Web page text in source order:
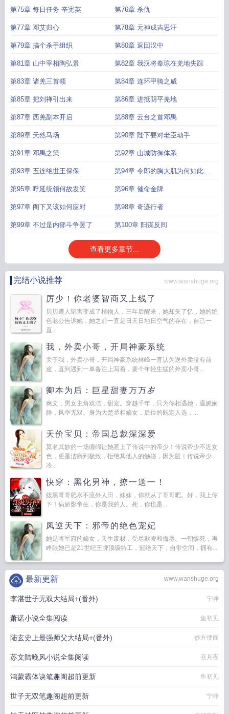
一山高
第75章 每日任务 辛宪英 第76章 杀仇
第77章 邓艾归心 第78章 元神成吉思汗
第79章 搞个杀手组织 第80章 返回汉中
第81章 山中宰相陶弘景 第82章 我汉将秦琼在羌地失踪
第83章 诸羌三首领 第84章 连环甲骑之威
第85章 把刘禅引出来 第86章 进抵阴平羌地
第87章 西羌副本开启 第88章 云台之首邓禹
第89章 天然马场 第90章 陛下要对老臣动手
第91章 邓禹之策 第92章 山城防御体系
第93章 五连绝世王保保 第94章 令郎的胸大肌为何如此浮
夸
第95章 呼延统领何故发笑 第96章 催命金牌
第97章 阁下又该如何应对 第98章 奇迹行者
第99章 不过是内部斗争罢了 第100章 阳谋反间
查看更多章节...
完结小说推荐 www.wanshuge.org
厉少！你老婆智商又上线了
贝贝遭人陷害变成了植物人，三年后醒来，她却失了忆，她的绝
色老公告诉她，她之前一直是日天日地日空气的存在，自己一
直...
我，外卖小哥，开局神豪系统
关于我，外卖小哥，开局神豪系统林峰一直认为送外卖没有前
途，直到遇到一单备注上写着，要个年轻生猛的外卖小哥...
卿本为后：巨星甜妻万万岁
爽文，男女主角双洁，甜宠。穿越千年，只为你相遇她，温婉娴
静，风华无双。身为大楚丞相嫡女，后位的既定人选，...
天价宝贝：帝国总裁深深爱
莫名其妙的一场缠绵让她惹上了传说中的帝少！传说帝少不近女
色，更是洁癖到极致，拒绝其他人的触碰，因为脏！传说帝少
冷...
快穿：黑化男神，撩一送一！
腹黑哥哥肥水不流外人田，妹妹，你就从了哥哥吧。好，我上你
下！病娇影帝生，你是我的人。死，你也是...
凤逆天下：邪帝的绝色宠妃
她是将军府的嫡女，天生废材，受尽欺凌和侮辱。一朝惨死，再
睁眼她已是21世纪王牌顶级特工，冠绝天下，自带空间，拥有...
www.wanshuge.org
最新更新
李湛世子无双大结局+(番外) 宁峥
萧诺小说全集阅读 鱼初见
陆玄史上最强师父大结局+(番外) 炒方便面
苏文陆晚风小说全集阅读 苍月夜
鸿蒙霸体诀笔趣阁超前更新 鱼初见
世子无双笔趣阁超前更新 宁峥